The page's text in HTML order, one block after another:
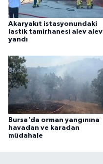
Akaryakıt istasyonundaki
lastik tamirhanesi alev alev
yandı
Bursa'da orman yangınına
havadan ve karadan
müdahale